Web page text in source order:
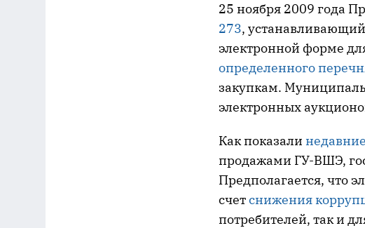
25 ноября 2009 года
273, устанавливающий
электронной форме
определенного
закупкам.
электронных
Как показали
продажами ГУ-ВШЭ,
Предполагается, что
счетснижения
потребителей, так и